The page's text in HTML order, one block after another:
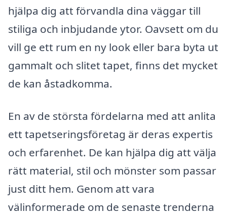
hjälpa dig att förvandla dina väggar till
stiliga och inbjudande ytor. Oavsett om du
vill ge ett rum en ny look eller bara byta ut
gammalt och slitet tapet, finns det mycket
de kan åstadkomma.
En av de största fördelarna med att anlita
ett tapetseringsföretag är deras expertis
och erfarenhet. De kan hjälpa dig att välja
rätt material, stil och mönster som passar
just ditt hem. Genom att vara
välinformerade om de senaste trenderna